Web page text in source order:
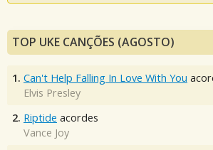
TOP UKE CANÇÕES (AGOSTO)
1. Can't Help Falling In Love With You
Elvis Presley
2. Riptide acordes
Vance Joy